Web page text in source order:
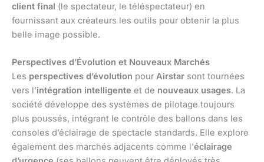
client final (le spectateur, le téléspectateur) en
fournissant aux créateurs les outils pour obtenir la plus
belle image possible.
Perspectives d’Évolution et Nouveaux Marchés
Les perspectives d’évolution pour Airstar sont tournées
vers l’intégration intelligente et de nouveaux usages. La
société développe des systèmes de pilotage toujours
plus poussés, intégrant le contrôle des ballons dans les
consoles d’éclairage de spectacle standards. Elle explore
également des marchés adjacents comme l’éclairage